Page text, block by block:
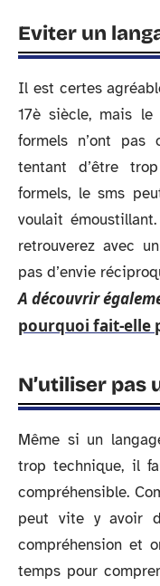
Eviter un
Il est certes
17è siècle, mais
formels n’ont pas
tentant d’être
formels, le sms
voulait
retrouverez avec
pas d’envie
A découvrir
pourquoi fait-elle
N’utiliser pas
Même si un
trop technique, il
compréhensible.
peut vite y avoir
compréhension et
temps pour